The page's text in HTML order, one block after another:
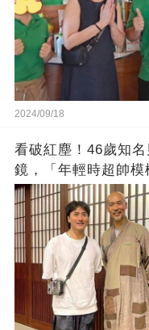
2024/09/18
看破紅塵！46歲知
鏡，「年輕時超帥模